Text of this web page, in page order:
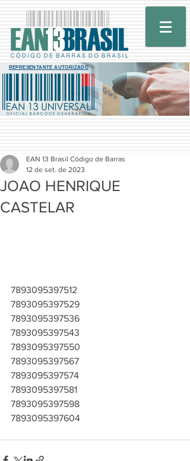
REPRESENTANTE AUTORIZADO
JOAO HENRIQUE
CASTELAR
EAN 13 Brasil Código de Barras
12 de set. de 2023
7893095397512
7893095397529
7893095397536
7893095397543
7893095397550
7893095397567
7893095397574
7893095397581
7893095397598
7893095397604